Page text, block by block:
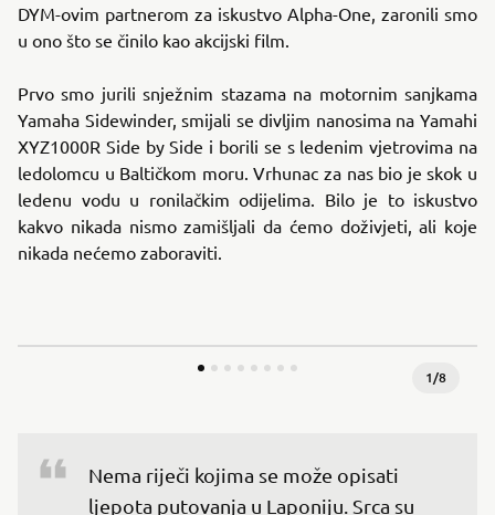
DYM-ovim partnerom za iskustvo Alpha-One, zaronili smo
u ono što se činilo kao akcijski film.
Prvo smo jurili snježnim stazama na motornim sanjkama
Yamaha Sidewinder, smijali se divljim nanosima na Yamahi
XYZ1000R Side by Side i borili se s ledenim vjetrovima na
ledolomcu u Baltičkom moru. Vrhunac za nas bio je skok u
ledenu vodu u ronilačkim odijelima. Bilo je to iskustvo
kakvo nikada nismo zamišljali da ćemo doživjeti, ali koje
nikada nećemo zaboraviti.
1/8
Nema riječi kojima se može opisati
ljepota putovanja u Laponiju. Srca su